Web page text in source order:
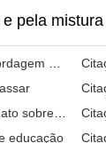
pela
qualitativa
sobre
educação